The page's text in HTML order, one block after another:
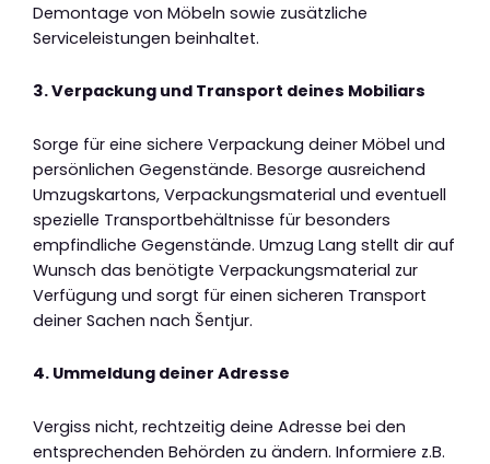
Demontage von Möbeln sowie zusätzliche
Serviceleistungen beinhaltet.
3. Verpackung und Transport deines Mobiliars
Sorge für eine sichere Verpackung deiner Möbel und
persönlichen Gegenstände. Besorge ausreichend
Umzugskartons, Verpackungsmaterial und eventuell
spezielle Transportbehältnisse für besonders
empfindliche Gegenstände. Umzug Lang stellt dir auf
Wunsch das benötigte Verpackungsmaterial zur
Verfügung und sorgt für einen sicheren Transport
deiner Sachen nach Šentjur.
4. Ummeldung deiner Adresse
Vergiss nicht, rechtzeitig deine Adresse bei den
entsprechenden Behörden zu ändern. Informiere z.B.